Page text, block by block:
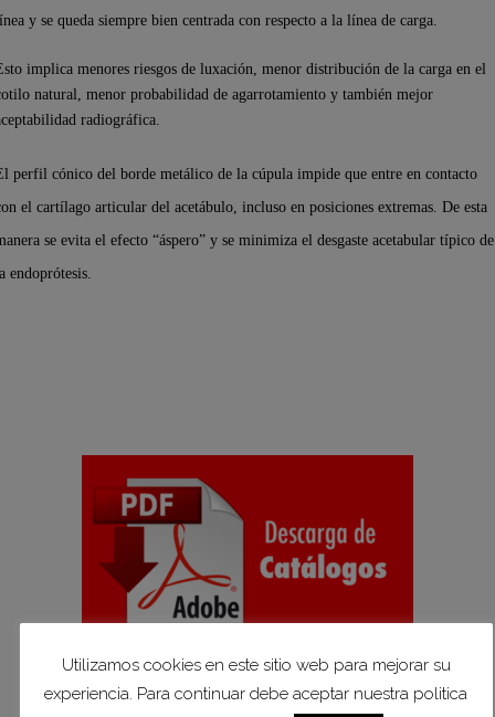
y se queda siempre bien centrada con respecto a la línea de carga.
implica menores riesgos de luxación, menor distribución de la carga en el
natural, menor probabilidad de agarrotamiento y también mejor
radiográfica.
perfil cónico del borde metálico de la cúpula impide que entre en contacto
el cartílago articular del acetábulo, incluso en posiciones extremas. De esta
se evita el efecto “áspero” y se minimiza el desgaste acetabular típico de
endoprótesis.
Utilizamos cookies en este sitio web para mejorar su
experiencia. Para continuar debe aceptar nuestra politica